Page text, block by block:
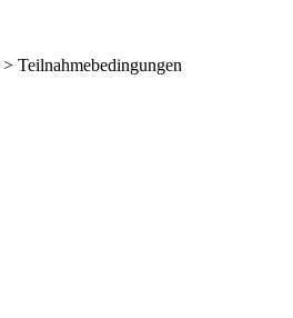
> Teilnahmebedingungen